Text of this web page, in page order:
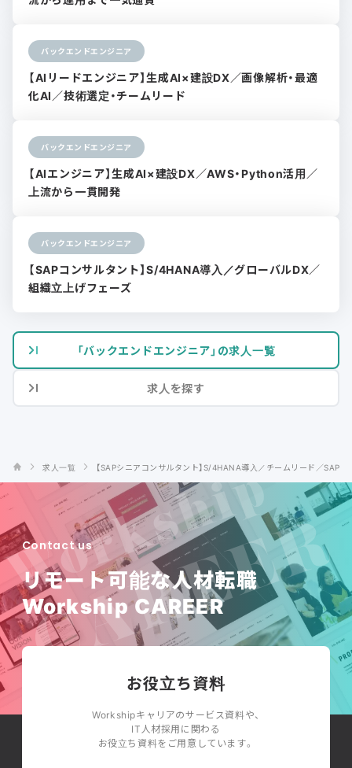
バックエンドエンジニア
【AIリードエンジニア】生成AI×建設DX／画像解析・最適
化AI／技術選定・チームリード
バックエンドエンジニア
【AIエンジニア】生成AI×建設DX／AWS・Python活用／
上流から一貫開発
バックエンドエンジニア
【SAPコンサルタント】S/4HANA導入／グローバルDX／
組織立上げフェーズ
「バックエンドエンジニア」の求人一覧
求人を探す
求人一覧 【SAPシニアコンサルタント】S/4HANA導入／チームリード／SAP事
Contact us
リモート可能な人材転職
Workship CAREER
お役立ち資料
Workshipキャリアのサービス資料や、
IT人材採用に関わる
お役立ち資料をご用意しています。